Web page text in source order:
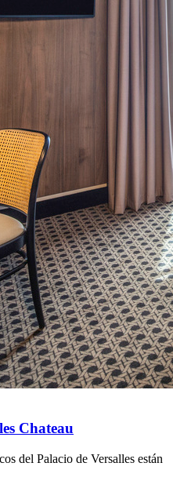
Chateau
del Palacio de Versalles están